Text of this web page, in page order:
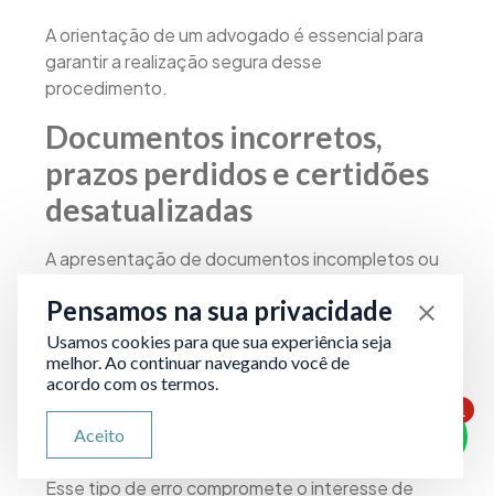
A orientação de um advogado é essencial para
garantir a realização segura desse
procedimento.
Documentos incorretos,
prazos perdidos e certidões
desatualizadas
A apresentação de documentos incompletos ou
cartório e pode exigir alterações posteriores.
Certidões vencidas e falta de atenção ao prazo
em multas sobre o ITCMD.
Esse tipo de erro compromete o interesse de
1
Pensamos na sua privacidade
Usamos cookies para que sua experiência seja
melhor. Ao continuar navegando você de
acordo com os termos.
Aceito